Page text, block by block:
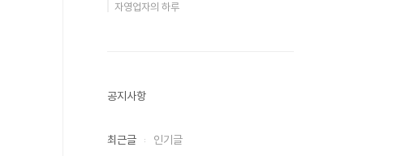
자영업자의 하루
공지사항
최근글 인기글